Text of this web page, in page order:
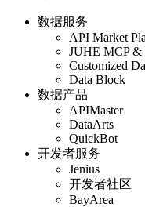
数据服务
API Market
JUHE MCP
Customized
Data Block
数据产品
APIMaster
DataArts
QuickBot
开发者服务
Jenius
开发者社区
BayArea